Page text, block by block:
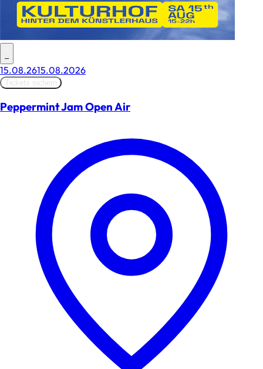
–
15.08.2615.08.2026
Tickets sichern
Peppermint Jam Open Air